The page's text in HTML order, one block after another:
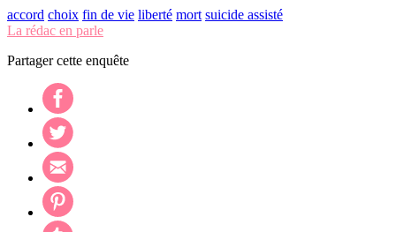
accord choix fin de vie liberté mort suicide assisté
La rédac en parle
Partager cette enquête